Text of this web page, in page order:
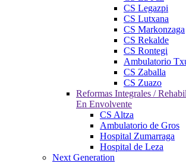
CS Legazpi
CS Lutxana
CS Markonzaga
CS Rekalde
CS Rontegi
Ambulatorio
CS Zaballa
CS Zuazo
Reformas Integrales /
En Envolvente
CS Altza
Ambulatorio de Gros
Hospital Zumarraga
Hospital de Leza
Next Generation